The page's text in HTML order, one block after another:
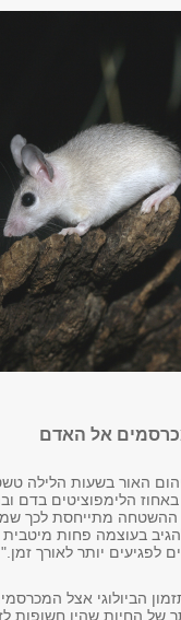
אל האדם
האור בשעות הלילה
הלימפוציטים בדם
ההשטחה מתייחסת לכך
בעוצמה פחות
לפגיעים יותר לאורך זמן."
הביולוגי אצל
של החיות שהיו חשופות